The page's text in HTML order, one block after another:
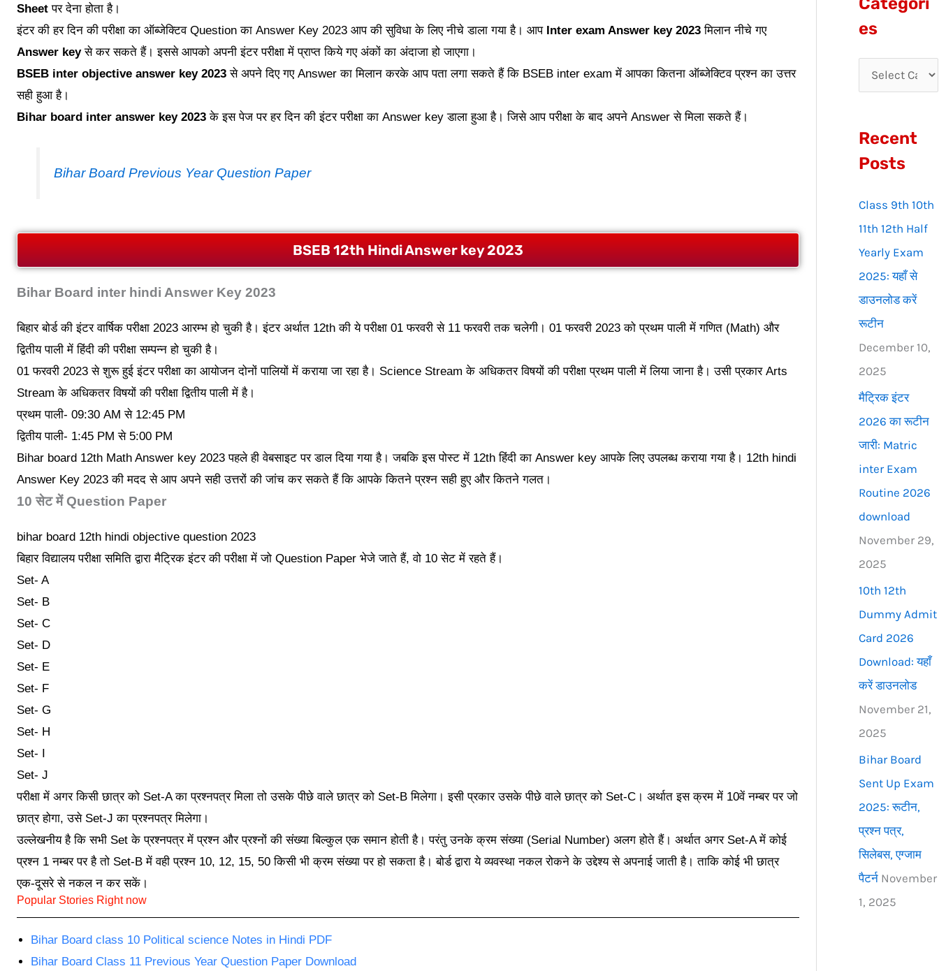
Sheet पर देना होता है।
इंटर की हर दिन की परीक्षा का ऑब्जेक्टिव Question का Answer Key 2023 आप की सुविधा के लिए नीचे डाला गया है। आप Inter exam Answer key 2023 मिलान नीचे गए
Answer keyसे कर सकते हैं। इससे आपको अपनी इंटर परीक्षा में प्राप्त किये गए अंकों का अंदाजा हो जाएगा।
BSEB inter objective answer key 2023 से अपने दिए गए Answer का मिलान करके आप पता लगा सकते हैं कि BSEB inter exam में आपका कितना ऑब्जेक्टिव प्रश्न का उत्तर
सही हुआ है।
Bihar board inter answer key 2023 के इस पेज पर हर दिन की इंटर परीक्षा का Answer key डाला हुआ है। जिसे आप परीक्षा के बाद अपने Answer से मिला सकते हैं।
Bihar Board Previous Year Question Paper
BSEB 12th Hindi Answer key 2023
Bihar Board inter hindi Answer Key 2023
बिहार बोर्ड की इंटर वार्षिक परीक्षा 2023 आरम्भ हो चुकी है। इंटर अर्थात 12th की ये परीक्षा 01 फरवरी से 11 फरवरी तक चलेगी। 01 फरवरी 2023 को प्रथम पाली में गणित (Math) और
द्वितीय पाली में हिंदी की परीक्षा सम्पन्न हो चुकी है।
01 फरवरी 2023 से शुरू हुई इंटर परीक्षा का आयोजन दोनों पालियों में कराया जा रहा है। Science Stream के अधिकतर विषयों की परीक्षा प्रथम पाली में लिया जाना है। उसी प्रकार Arts
Stream के अधिकतर विषयों की परीक्षा द्वितीय पाली में है।
प्रथम पाली- 09:30 AM से 12:45 PM
द्वितीय पाली- 1:45 PM से 5:00 PM
Bihar board 12th Math Answer key 2023 पहले ही वेबसाइट पर डाल दिया गया है। जबकि इस पोस्ट में 12th हिंदी का Answer key आपके लिए उपलब्ध कराया गया है। 12th hindi
Answer Key 2023 की मदद से आप अपने सही उत्तरों की जांच कर सकते हैं कि आपके कितने प्रश्न सही हुए और कितने गलत।
10 सेट में Question Paper
bihar board 12th hindi objective question 2023
बिहार विद्यालय परीक्षा समिति द्वारा मैट्रिक इंटर की परीक्षा में जो Question Paper भेजे जाते हैं, वो 10 सेट में रहते हैं।
Set- A
Set- B
Set- C
Set- D
Set- E
Set- F
Set- G
Set- H
Set- I
Set- J
परीक्षा में अगर किसी छात्र को Set-A का प्रश्नपत्र मिला तो उसके पीछे वाले छात्र को Set-B मिलेगा। इसी प्रकार उसके पीछे वाले छात्र को Set-C। अर्थात इस क्रम में 10वें नम्बर पर जो
छात्र होगा, उसे Set-J का प्रश्नपत्र मिलेगा।
उल्लेखनीय है कि सभी Set के प्रश्नपत्र में प्रश्न और प्रश्नों की संख्या बिल्कुल एक समान होती है। परंतु उनके क्रम संख्या (Serial Number) अलग होते हैं। अर्थात अगर Set-A में कोई
प्रश्न 1 नम्बर पर है तो Set-B में वही प्रश्न 10, 12, 15, 50 किसी भी क्रम संख्या पर हो सकता है। बोर्ड द्वारा ये व्यवस्था नकल रोकने के उद्देश्य से अपनाई जाती है। ताकि कोई भी छात्र
एक-दूसरे से नकल न कर सकें।
Popular Stories Right now
Bihar Board class 10 Political science Notes in Hindi PDF
Bihar Board Class 11 Previous Year Question Paper Download
f
r
:
es
Recent
Posts
Class 9th 10th
11th 12th Half
Yearly Exam
2025: यहाँ से
डाउनलोड करें
रूटीन
December 10,
2025
मैट्रिक इंटर
2026 का रूटीन
जारी: Matric
inter Exam
Routine 2026
download
November 29,
2025
10th 12th
Dummy Admit
Card 2026
Download: यहाँ
करें डाउनलोड
November 21,
2025
Bihar Board
Sent Up Exam
2025: रूटीन,
प्रश्न पत्र,
सिलेबस, एग्जाम
पैटर्न November
1, 2025